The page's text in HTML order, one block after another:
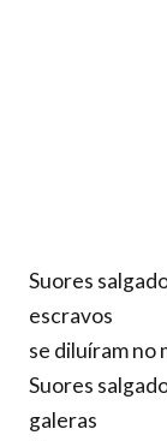
Suores
escravos
se diluíram no
Suores
galeras